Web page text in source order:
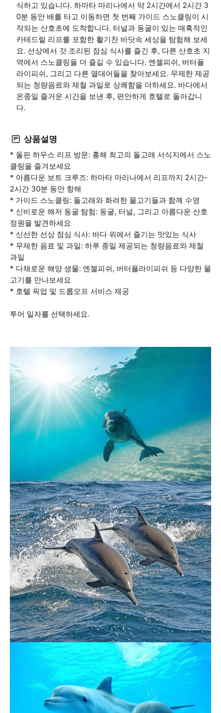
식하고 있습니다. 하마타 마리나에서 약 2시간에서 2시간 3
0분 동안 배를 타고 이동하면 첫 번째 가이드 스노클링이 시
작되는 산호초에 도착합니다. 터널과 동굴이 있는 매혹적인
카테드럴 리프를 포함한 활기찬 바닷속 세상을 탐험해 보세
요. 선상에서 갓 조리된 점심 식사를 즐긴 후, 다른 산호초 지
역에서 스노클링을 더 즐길 수 있습니다. 엔젤피쉬, 버터플
라이피쉬, 그리고 다른 열대어들을 찾아보세요. 무제한 제공
되는 청량음료와 제철 과일로 상쾌함을 더하세요. 바다에서
온종일 즐거운 시간을 보낸 후, 편안하게 호텔로 돌아갑니
다.
상품설명
* 돌핀 하우스 리프 방문: 홍해 최고의 돌고래 서식지에서 스노
클링을 즐겨보세요
* 아름다운 보트 크루즈: 하마타 마리나에서 리프까지 2시간-
2시간 30분 동안 항해
* 가이드 스노클링: 돌고래와 화려한 물고기들과 함께 수영
* 신비로운 해저 동굴 탐험: 동굴, 터널, 그리고 아름다운 산호
정원을 발견하세요
* 신선한 선상 점심 식사: 바다 위에서 즐기는 맛있는 식사
* 무제한 음료 및 과일: 하루 종일 제공되는 청량음료와 제철
과일
* 다채로운 해양 생물: 엔젤피쉬, 버터플라이피쉬 등 다양한 물
고기를 만나보세요
* 호텔 픽업 및 드롭오프 서비스 제공
투어 일자를 선택하세요.